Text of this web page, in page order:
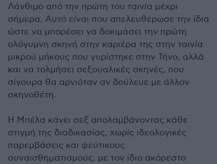
Λάνθιμο από την πρώτη του ταινία μέχρι
σήμερα. Αυτό είναι που απελευθέρωσε την ίδια
ώστε να μπορέσει να δοκιμάσει την πρώτη
ολόγυμνη σκηνή στην καριέρα της στην ταινία
μικρού μήκους που γυρίστηκε στην Τήνο, αλλά
και να τολμήσει σεξουαλικές σκηνές, που
σίγουρα θα αρνιόταν αν δούλευε με άλλον
σκηνοθέτη.
Η Μπέλα κάνει σεξ απολαμβάνοντας κάθε
στιγμή της διαδικασίας, χωρίς ιδεολογικές
παρεμβάσεις και ψεύτικους
συναισθηματισμούς, με τον ίδιο ακόρεστο